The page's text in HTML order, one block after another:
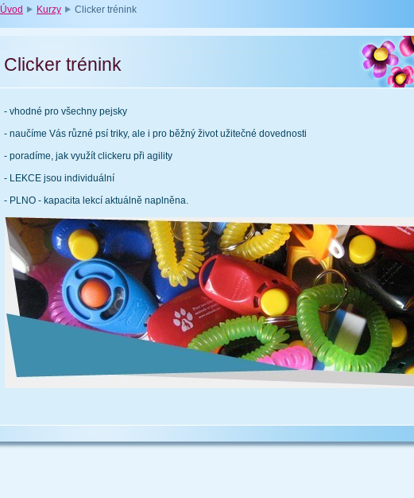
Úvod Kurzy Clicker trénink
Clicker trénink
- vhodné pro všechny pejsky
- naučíme Vás různé psí triky, ale i pro běžný život užitečné dovednosti
- poradíme, jak využít clickeru při agility
- LEKCE jsou individuální
- PLNO - kapacita lekcí aktuálně naplněna.